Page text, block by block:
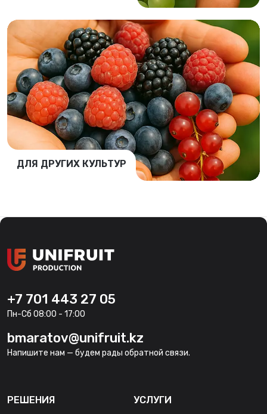
ДЛЯ ДРУГИХ КУЛЬТУР
+7 701 443 27 05
Пн-Сб 08:00 - 17:00
bmaratov@unifruit.kz
Напишите нам — будем рады обратной связи.
РЕШЕНИЯ УСЛУГИ